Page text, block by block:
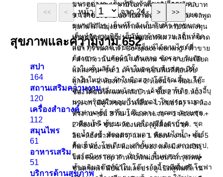
มาก อนาคตราคามีโอกาสสูงเกิน 10 ล้านบาท
9. เจ้าของขายเอง ไม่ผ่านนายหน้า สามารถพูด
คุยกันได้ไม่ยุ่งยากทำเลเหมาะสำหรับนักลงทุน
ทำธุรกิจปล่อยเช่า / โฮมออฟฟิศ / คลินิก / นวด
สปา / ร้านคาเฟ่ / Co-space working / ค้าขาย
/ สำนักงานนายหน้า ตัวแทน ฯลฯ รายละเอียด
แต่ละชั้น• ชั้น 1 ด้านหน้าเป็นพื้นที่ต้อนรับ
ลูกค้า + 2 ห้องทำงาน + 2 ห้องน้ำ + ห้องเก็บ
ของใต้บันได และหลังบ้าน• ชั้น 2 กั้น 1 ห้อง
กระจก (มีตู้ใส่ของบิวท์อิน+ ไวท์บอร์ด) + 1 ห้อง
ทำงาน• ชั้น 3 กั้น 1 ห้องกระจก + 1 ห้องครัว +
2 ห้องน้ำ• ชั้น 4 ห้องนอน (ตู้เสื้อผ้าบิ้วท์
อิน+ห้องน้ำส่วนตัว) และ 1 ห้องทำงาน • ชั้น 5
กั้น 3 ห้องนอน / ห้องเก็บของ และมีลานเปิด
โล่ง Roof Top สำหรับพักผ่อนชมวิวกรุงเทพ•
ชั้นดาดฟ้า มีบันไดและประตู เปิดสู่พื้นที่ลาน
<< < หน้า จาก 24 > >>
สุขภาพและความงาม652
สปา
164
สถานเสริมความงาม
120
เครื่องสำอางค์
112
สมุนไพร
61
อาหารเสริม
51
บริการด้านสุขภาพ